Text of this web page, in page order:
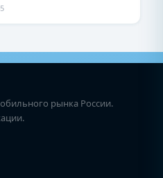
рынка России.